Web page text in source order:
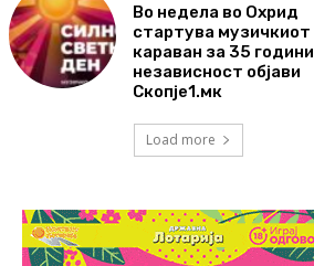
Во недела во Охрид
стартува музичкиот
караван за 35 години
независност објави
Скопје1.мк
Load more